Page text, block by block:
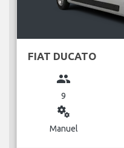
FIAT DUCATO
group
9
miscellaneous_services
Manuel